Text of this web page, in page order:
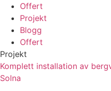
Offert
Projekt
Blogg
Offert
Projekt
Komplett installation av
Solna